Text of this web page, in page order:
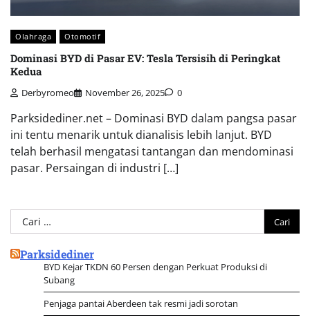
Olahraga Otomotif
Dominasi BYD di Pasar EV: Tesla Tersisih di Peringkat
Kedua
Derbyromeo November 26, 2025 0
Parksidediner.net – Dominasi BYD dalam pangsa pasar
ini tentu menarik untuk dianalisis lebih lanjut. BYD
telah berhasil mengatasi tantangan dan mendominasi
pasar. Persaingan di industri […]
Cari
untuk:
Parksidediner
BYD Kejar TKDN 60 Persen dengan Perkuat Produksi di
Subang
Penjaga pantai Aberdeen tak resmi jadi sorotan